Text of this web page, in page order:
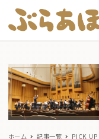
ホーム 記事一覧 PICK UP